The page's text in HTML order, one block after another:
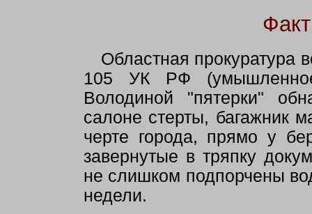
Областная прокуратура
105 УК РФ
Володиной "пятерки"
салоне стерты, багажник
черте города, прямо у
завернутые в тряпку
не слишком подпорчены
недели.